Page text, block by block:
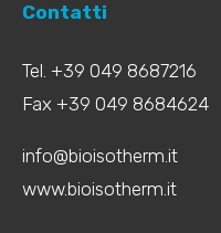
Contatti
Tel. +39 049 8687216
Fax +39 049 8684624
info@bioisotherm.it
www.bioisotherm.it